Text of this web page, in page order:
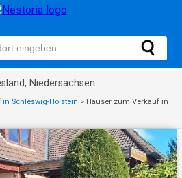
Niedersachsen
Schleswig-Holstein > Häuser zum Verkauf in